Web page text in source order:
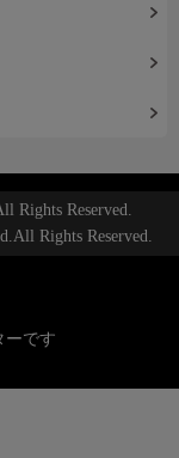
Rights Reserved.
Rights Reserved.
ーです